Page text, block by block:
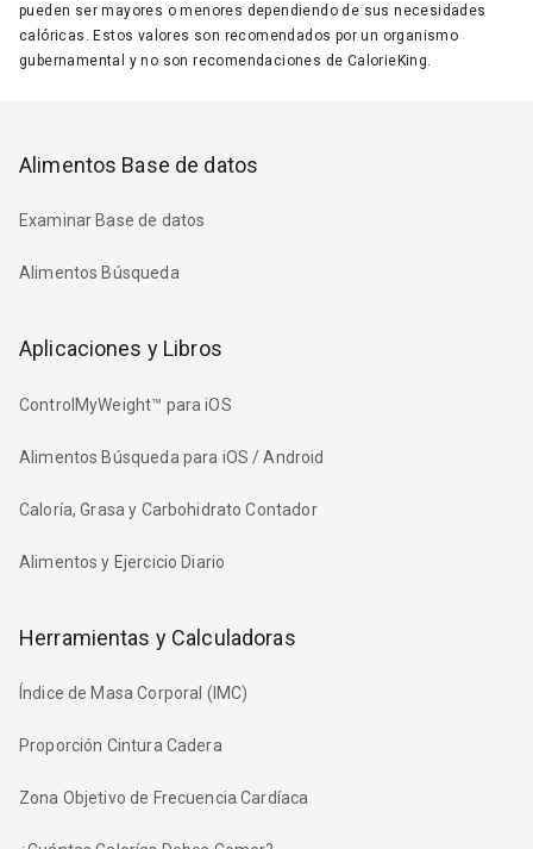
pueden ser mayores o menores dependiendo de sus necesidades
calóricas. Estos valores son recomendados por un organismo
gubernamental y no son recomendaciones de CalorieKing.
Alimentos Base de datos
Examinar Base de datos
Alimentos Búsqueda
Aplicaciones y Libros
ControlMyWeight™ para iOS
Alimentos Búsqueda para iOS / Android
Caloría, Grasa y Carbohidrato Contador
Alimentos y Ejercicio Diario
Herramientas y Calculadoras
Índice de Masa Corporal (IMC)
Proporción Cintura Cadera
Zona Objetivo de Frecuencia Cardíaca